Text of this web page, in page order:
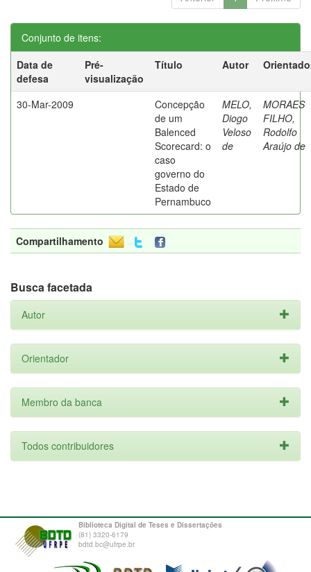
Conjunto de itens:
Data de
defesa
Pré-
visualização
Título Autor
30-Mar-2009
Concepção
de um
Balenced
Scorecard: o
caso
governo do
Estado de
Pernambuco
MELO,
Diogo
Veloso
de
MORAES
FILHO,
Rodolfo
Araújo de
Compartilhamento
Busca facetada
Autor
Orientador
Membro da banca
Todos contribuidores
Biblioteca Digital de Teses e Dissertações
(81) 3320-6179
bdtd.bc@ufrpe.br